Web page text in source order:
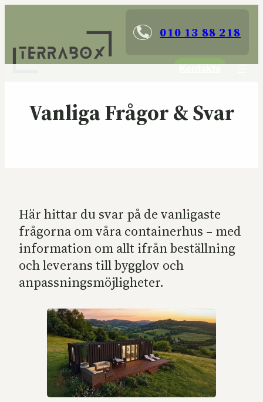
010 13 88 218
Vanliga Frågor & Svar
Här hittar du svar på de vanligaste
frågorna om våra containerhus – med
information om allt ifrån beställning
och leverans till bygglov och
anpassningsmöjligheter.